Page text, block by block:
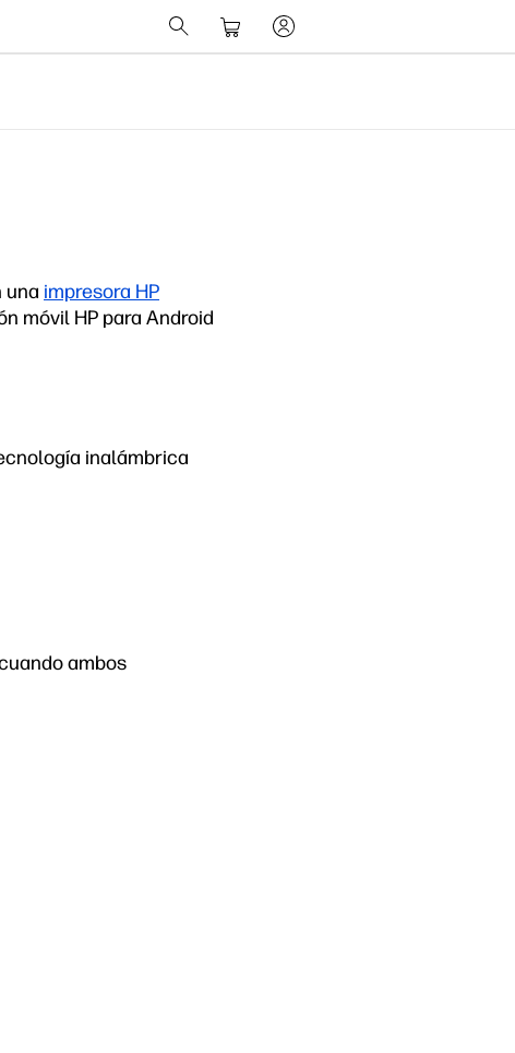
una impresora HP
móvil HP para Android
inalámbrica
ambos